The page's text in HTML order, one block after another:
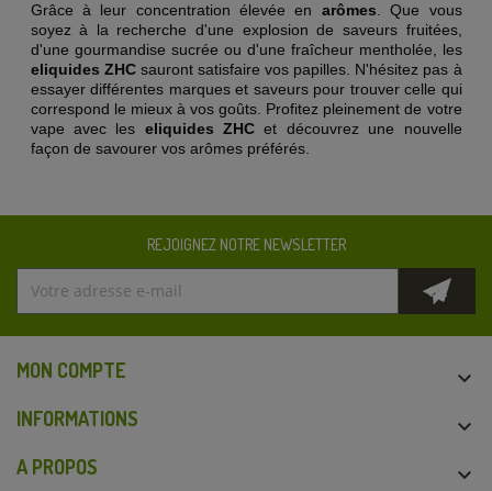
Grâce à leur concentration élevée en arômes. Que vous
soyez à la recherche d'une explosion de saveurs fruitées,
d'une gourmandise sucrée ou d'une fraîcheur mentholée, les
eliquides ZHCsauront satisfaire vos papilles. N'hésitez pas à
essayer différentes marques et saveurs pour trouver celle qui
correspond le mieux à vos goûts. Profitez pleinement de votre
vape avec les eliquides ZHC et découvrez une nouvelle
façon de savourer vos arômes préférés.
REJOIGNEZ NOTRE NEWSLETTER
MON COMPTE 
INFORMATIONS 
A PROPOS 